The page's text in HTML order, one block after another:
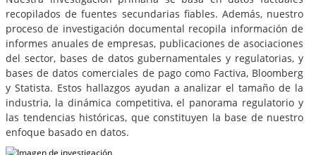
recopilados de fuentes secundarias fiables. Además, nuestro
proceso de investigación documental recopila información de
informes anuales de empresas, publicaciones de asociaciones
del sector, bases de datos gubernamentales y regulatorias, y
bases de datos comerciales de pago como Factiva, Bloomberg
y Statista. Estos hallazgos ayudan a analizar el tamaño de la
industria, la dinámica competitiva, el panorama regulatorio y
las tendencias históricas, que constituyen la base de nuestro
enfoque basado en datos.